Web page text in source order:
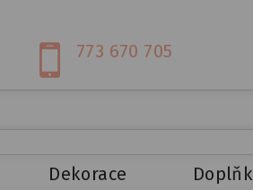
773 670 705
Dekorace